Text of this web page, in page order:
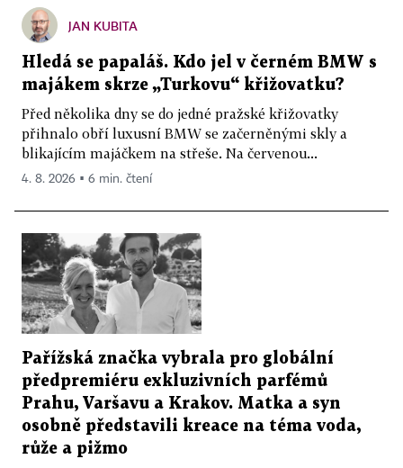
JAN KUBITA
Hledá se papaláš. Kdo jel v černém BMW s
majákem skrze „Turkovu“ křižovatku?
Před několika dny se do jedné pražské křižovatky
přihnalo obří luxusní BMW se začerněnými skly a
blikajícím majáčkem na střeše. Na červenou...
4. 8. 2026 ▪ 6 min. čtení
Pařížská značka vybrala pro globální
předpremiéru exkluzivních parfémů
Prahu, Varšavu a Krakov. Matka a syn
osobně představili kreace na téma voda,
růže a pižmo